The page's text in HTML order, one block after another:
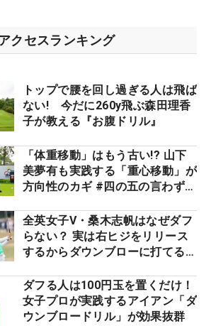
クセスランキング
トップで腰を回し過ぎる人は飛ば
ない! 今だに260y飛ぶ森田理香
子が教える『お腹ドリル』
「体重移動」はもう古い!? 山下
美夢有も実践する「重心移動」が
方向性のカギ #四の五の言わず振
全英女子V・桑木志帆はなぜダフ
らない？ 実は右ヒジをリリース
するからダウンブローに打てる #
ダフる人は100円玉を置くだけ！
女子プロが実践するアイアン「ダ
ウンブロードリル」が効果抜群